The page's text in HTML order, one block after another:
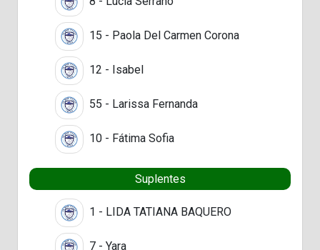
15 - Paola Del Carmen Corona
12 - Isabel
55 - Larissa Fernanda
10 - Fátima Sofia
Suplentes
1 - LIDA TATIANA BAQUERO
7 - Yara